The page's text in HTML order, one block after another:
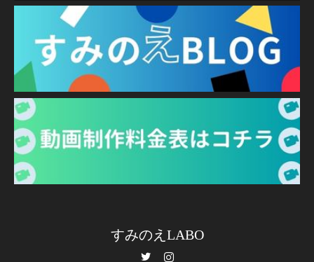
すみのえLABO